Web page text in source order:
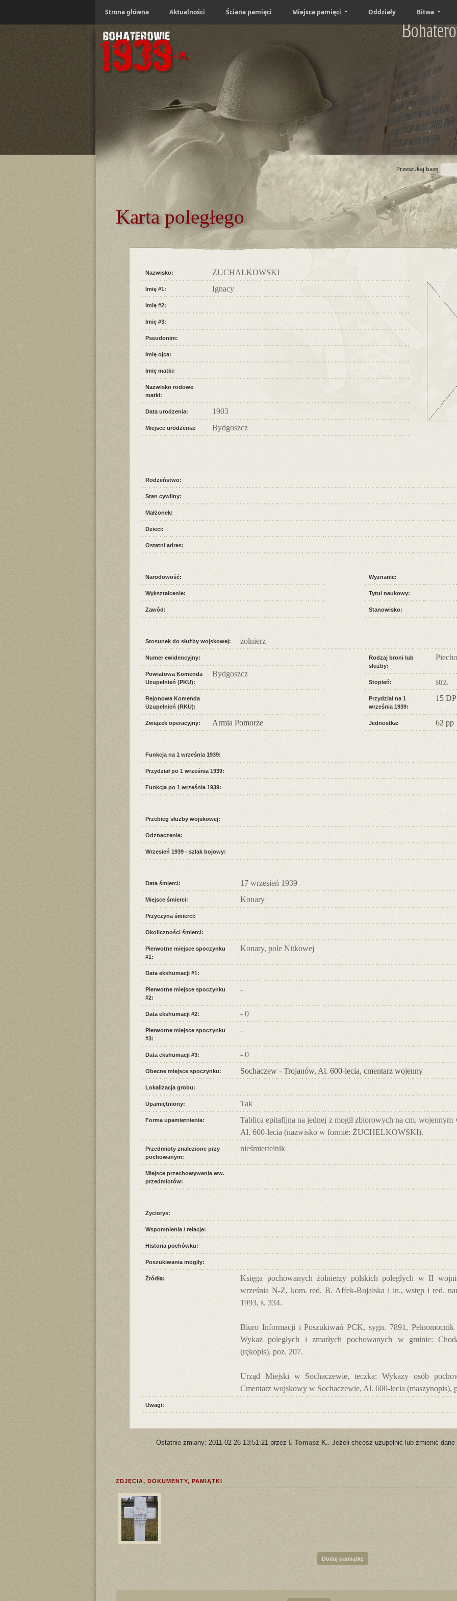
Strona główna Aktualności Ściana pamięci Miejsca pamięci Oddziały Bitwa
Przeszukaj bazę
Karta poległego
Nazwisko: ZUCHALKOWSKI
Imię #1: Ignacy
Imię #2:
Imię #3:
Pseudonim:
Imię ojca:
Imię matki:
Nazwisko rodowe
matki:
Data urodzenia: 1903
Miejsce urodzenia: Bydgoszcz
Rodzeństwo:
Stan cywilny:
Małżonek:
Dzieci:
Ostatni adres:
Narodowość:
Wykształcenie:
Zawód:
Wyznanie:
Tytuł naukowy:
Stanowisko:
Stosunek do służby wojskowej: żołnierz
Numer ewidencyjny:
Powiatowa Komenda
Uzupełnień (PKU):
Bydgoszcz
Rejonowa Komenda
Uzupełnień (RKU):
Związek operacyjny: Armia Pomorze
Rodzaj broni lub
służby:
Stopień: strz.
Przydział na 1
września 1939:
15 DP
Jednostka: 62 pp
Funkcja na 1 września 1939:
Przydział po 1 września 1939:
Funkcja po 1 września 1939:
Przebieg służby wojskowej:
Odznaczenia:
Wrzesień 1939 - szlak bojowy:
Data śmierci: 17 wrzesień 1939
Miejsce śmierci: Konary
Przyczyna śmierci:
Okoliczności śmierci:
Pierwotne miejsce spoczynku
#1:
Konary, pole Nitkowej
Data ekshumacji #1:
Pierwotne miejsce spoczynku
#2:
-
Data ekshumacji #2: - 0
Pierwotne miejsce spoczynku
#3:
-
Data ekshumacji #3: - 0
Obecne miejsce spoczynku: Sochaczew - Trojanów, Al. 600-lecia, cmentarz wojenny
Lokalizacja grobu:
Upamiętniony: Tak
Forma upamiętnienia:
Tablica epitafijna na jednej z mogił zbiorowych na cm.
Al. 600-lecia (nazwisko w formie: ŻUCHELKOWSKI).
Przedmioty znalezione przy
pochowanym:
nieśmiertelnik
Miejsce przechowywania ww.
przedmiotów:
Życiorys:
Wspomnienia / relacje:
Historia pochówku:
Poszukiwania mogiły:
Źródła:
Księga pochowanych żołnierzy polskich poległych w II
września N-Z, kom. red. B. Affek-Bujalska i in., wstęp i red.
1993, s. 334.
Biuro Informacji i Poszukiwań PCK, sygn. 7891, Pełnomocnik
Wykaz poległych i zmarłych pochowanych w gminie:
(rękopis), poz. 207.
Urząd Miejski w Sochaczewie, teczka: Wykazy osób
Cmentarz wojskowy w Sochaczewie, Al. 600-lecia (maszynopis),
Uwagi:
Ostatnie zmiany: 2011-02-26 13:51:21 przez Tomasz K. . Jeżeli chcesz uzupełnić lub zmienić
ZDJĘCIA, DOKUMENTY, PAMIĄTKI
Dodaj pamiątkę